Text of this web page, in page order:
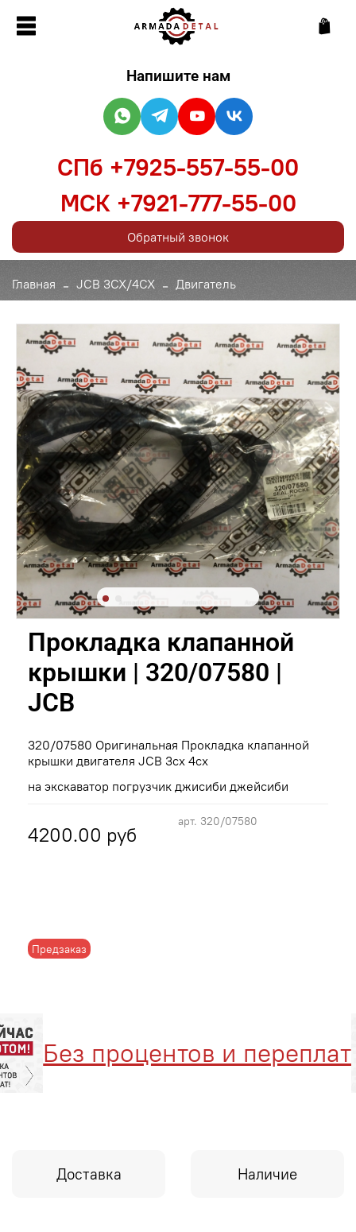
Главная JCB 3CX/4CX Двигатель
арт. 320/07580
Предзаказ
Прокладка клапанной
крышки | 320/07580 |
JCB
4200.00 руб
320/07580 Оригинальная Прокладка клапанной
крышки двигателя JCB 3cx 4cx
на экскаватор погрузчик джисиби джейсиби
Без процентов и переплат
Доставка Наличие
Напишите нам
СПб +7925-557-55-00
МСК +7921-777-55-00
Обратный звонок